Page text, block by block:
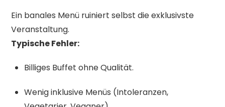
Ein banales Menü ruiniert selbst die exklusivste
Veranstaltung.
Typische Fehler:
Billiges Buffet ohne Qualität.
Wenig inklusive Menüs (Intoleranzen,